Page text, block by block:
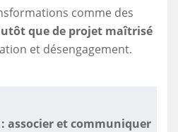
comme des
que de projet maîtrisé
et désengagement.
associer et communiquer